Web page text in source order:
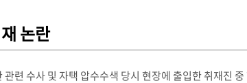
논란
련 수사 및 자택 압수수색 당시 현장에 출입한 취재진